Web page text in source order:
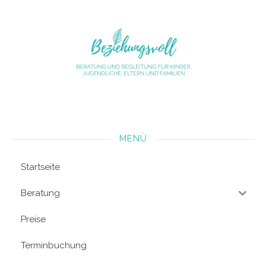
MENÜ
Startseite
Beratung
Preise
Terminbuchung